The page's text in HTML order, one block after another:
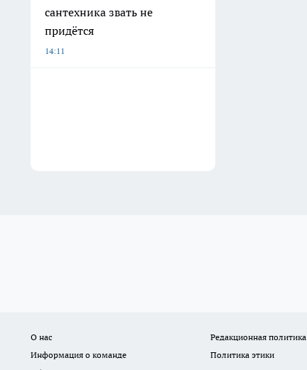
сантехника звать не
придётся
14:11
О нас Редакционная политика
Информация о команде
Политика этики